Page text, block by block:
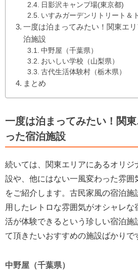
日影沢キャンプ場(東京都)
いすみガーデンリトリート＆
一度は泊まってみたい！関東エ
泊施設
中野屋（千葉県）
おいしい学校（山梨県）
古代生活体験村（栃木県）
まとめ
一度は泊まってみたい！関
った宿泊施設
続いては、関東エリアにあるオリジ
設や、他にはない一風変わった雰囲
をご紹介します。古民家風の宿泊施
用したレトロな雰囲気がオシャレな
活が体験できるという珍しい宿泊施
て頂きたいおすすめの施設ばかりで
中野屋（千葉県）